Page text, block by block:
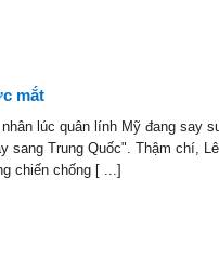
mắt
lúc quân lính Mỹ đang say
sang Trung Quốc". Thậm chí,
chiến chống [ ...]